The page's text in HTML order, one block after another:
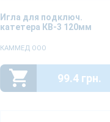
Игла для подключ.
катетера КВ-3 120мм
КАММЕД ООО
99.4 грн.